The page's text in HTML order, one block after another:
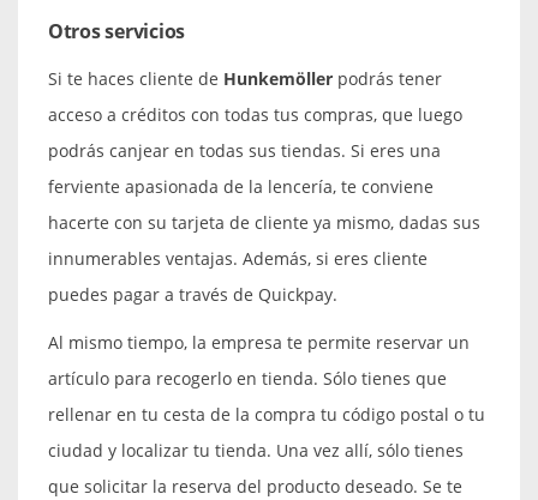
Otros servicios
Si te haces cliente de Hunkemöller podrás tener
acceso a créditos con todas tus compras, que luego
podrás canjear en todas sus tiendas. Si eres una
ferviente apasionada de la lencería, te conviene
hacerte con su tarjeta de cliente ya mismo, dadas sus
innumerables ventajas. Además, si eres cliente
puedes pagar a través de Quickpay.
Al mismo tiempo, la empresa te permite reservar un
artículo para recogerlo en tienda. Sólo tienes que
rellenar en tu cesta de la compra tu código postal o tu
ciudad y localizar tu tienda. Una vez allí, sólo tienes
que solicitar la reserva del producto deseado. Se te